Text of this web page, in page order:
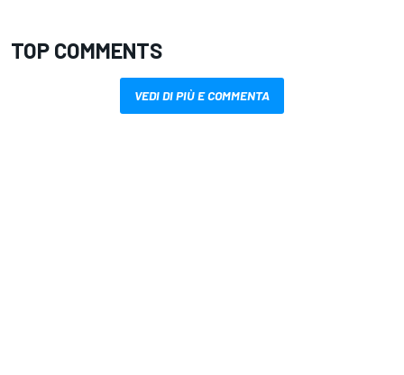
TOP COMMENTS
VEDI DI PIÙ E COMMENTA